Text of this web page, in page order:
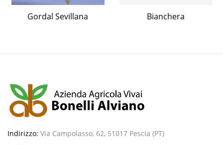
Gordal Sevillana Bianchera
Indirizzo: Via Campolasso, 62, 51017 Pescia (PT)